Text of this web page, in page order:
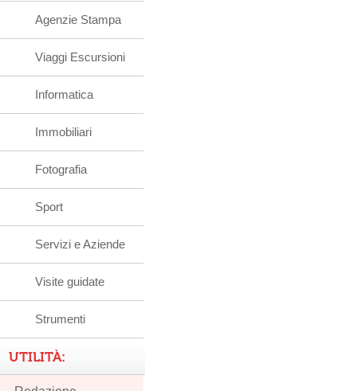
Agenzie Stampa
Viaggi Escursioni
Informatica
Immobiliari
Fotografia
Sport
Servizi e Aziende
Visite guidate
Strumenti
UTILITÀ: